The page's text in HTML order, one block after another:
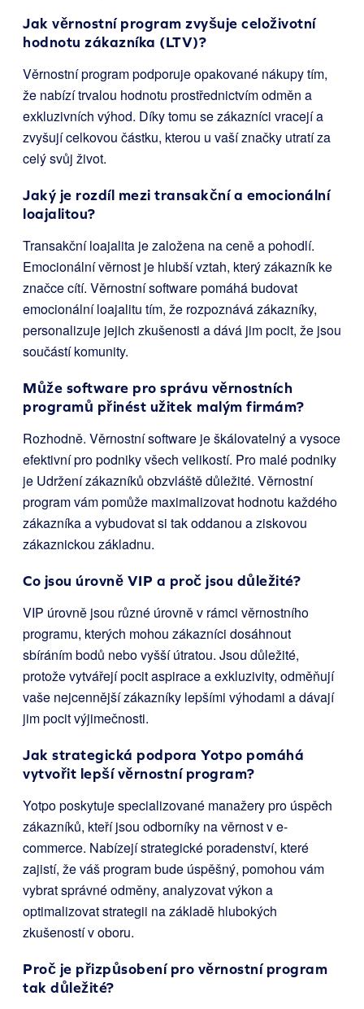
Jak věrnostní program zvyšuje celoživotní
hodnotu zákazníka (LTV)?
Věrnostní program podporuje opakované nákupy tím,
že nabízí trvalou hodnotu prostřednictvím odměn a
exkluzivních výhod. Díky tomu se zákazníci vracejí a
zvyšují celkovou částku, kterou u vaší značky utratí za
celý svůj život.
Jaký je rozdíl mezi transakční a emocionální
loajalitou?
Transakční loajalita je založena na ceně a pohodlí.
Emocionální věrnost je hlubší vztah, který zákazník ke
značce cítí. Věrnostní software pomáhá budovat
emocionální loajalitu tím, že rozpoznává zákazníky,
personalizuje jejich zkušenosti a dává jim pocit, že jsou
součástí komunity.
Může software pro správu věrnostních
programů přinést užitek malým firmám?
Rozhodně. Věrnostní software je škálovatelný a vysoce
efektivní pro podniky všech velikostí. Pro malé podniky
je Udržení zákazníků obzvláště důležité. Věrnostní
program vám pomůže maximalizovat hodnotu každého
zákazníka a vybudovat si tak oddanou a ziskovou
zákaznickou základnu.
Co jsou úrovně VIP a proč jsou důležité?
VIP úrovně jsou různé úrovně v rámci věrnostního
programu, kterých mohou zákazníci dosáhnout
sbíráním bodů nebo vyšší útratou. Jsou důležité,
protože vytvářejí pocit aspirace a exkluzivity, odměňují
vaše nejcennější zákazníky lepšími výhodami a dávají
jim pocit výjimečnosti.
Jak strategická podpora Yotpo pomáhá
vytvořit lepší věrnostní program?
Yotpo poskytuje specializované manažery pro úspěch
zákazníků, kteří jsou odborníky na věrnost v e-
commerce. Nabízejí strategické poradenství, které
zajistí, že váš program bude úspěšný, pomohou vám
vybrat správné odměny, analyzovat výkon a
optimalizovat strategii na základě hlubokých
zkušeností v oboru.
Proč je přizpůsobení pro věrnostní program
tak důležité?